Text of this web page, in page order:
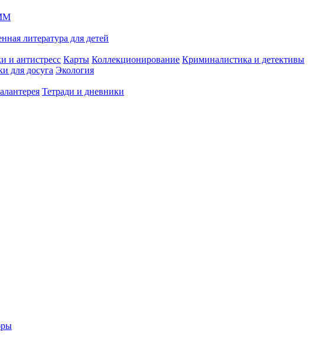
литература для детей
и антистресс Карты Коллекционирование Криминалистика и детективы
для досуга Экология
Тетради и дневники